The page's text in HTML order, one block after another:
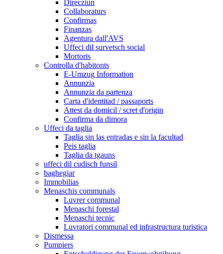
Direcziun
Collaboraturs
Confirmas
Finanzas
Agentura dall'AVS
Uffeci dil survetsch social
Mortoris
Controlla d'habitonts
E-Umzug Information
Annunzia
Annunzia da partenza
Carta d'identitad / passaports
Attest da domicil / scret d'origin
Confirma da dimora
Uffeci da taglia
Taglia sin las entradas e sin la facultad
Peis taglia
Taglia da tgauns
uffeci dil cudisch funsil
baghegiar
Immobilias
Menaschis communals
Luvrer communal
Menaschi forestal
Menaschi tecnic
Luvratori communal ed infrastructura turistica
Dismessa
Pumpiers